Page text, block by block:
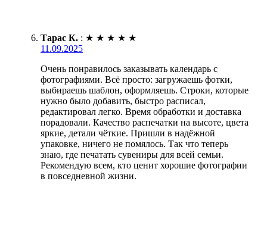
Тарас К. : ★ ★ ★ ★ ★
11.09.2025
Очень понравилось заказывать календарь с
фотографиями. Всё просто: загружаешь фотки,
выбираешь шаблон, оформляешь. Строки, которые
нужно было добавить, быстро расписал,
редактировал легко. Время обработки и доставка
порадовали. Качество распечатки на высоте, цвета
яркие, детали чёткие. Пришли в надёжной
упаковке, ничего не помялось. Так что теперь
знаю, где печатать сувениры для всей семьи.
Рекомендую всем, кто ценит хорошие фотографии
в повседневной жизни.